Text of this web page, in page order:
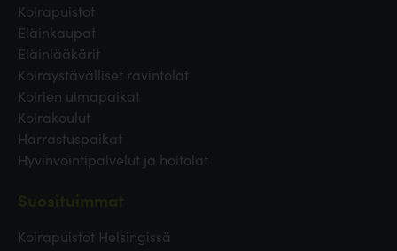
Koirapuistot
Eläinkaupat
Eläinlääkärit
Koiraystävälliset ravintolat
Koirien uimapaikat
Koirakoulut
Harrastuspaikat
Hyvinvointipalvelut ja hoitolat
Koirapuistot Helsingissä